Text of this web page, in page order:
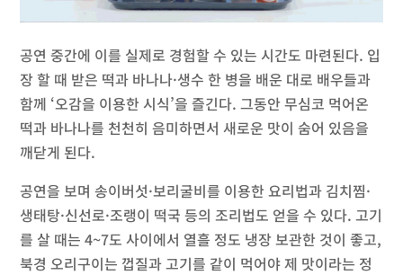
공연 중간에 이를 실제로 경험할 수 있는 시간도 마련된다. 입
장 할 때 받은 떡과 바나나·생수 한 병을 배운 대로 배우들과
함께 ‘오감을 이용한 시식’을 즐긴다. 그동안 무심코 먹어온
떡과 바나나를 천천히 음미하면서 새로운 맛이 숨어 있음을
깨닫게 된다.
공연을 보며 송이버섯·보리굴비를 이용한 요리법과 김치찜·
생태탕·신선로·조랭이 떡국 등의 조리법도 얻을 수 있다. 고기
를 살 때는 4~7도 사이에서 열흘 정도 냉장 보관한 것이 좋고,
북경 오리구이는 껍질과 고기를 같이 먹어야 제 맛이라는 정